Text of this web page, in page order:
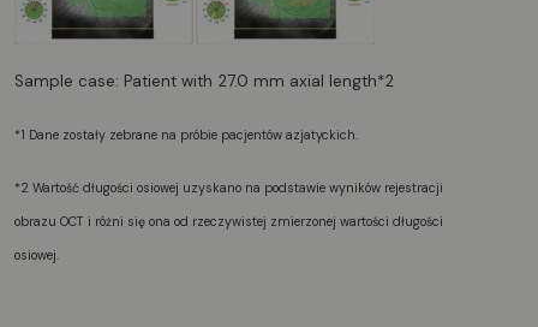
Sample case: Patient with 27.0 mm axial length*2
*1 Dane zostały zebrane na próbie pacjentów azjatyckich.
*2 Wartość długości osiowej uzyskano na podstawie wyników rejestracji
obrazu OCT i różni się ona od rzeczywistej zmierzonej wartości długości
osiowej.